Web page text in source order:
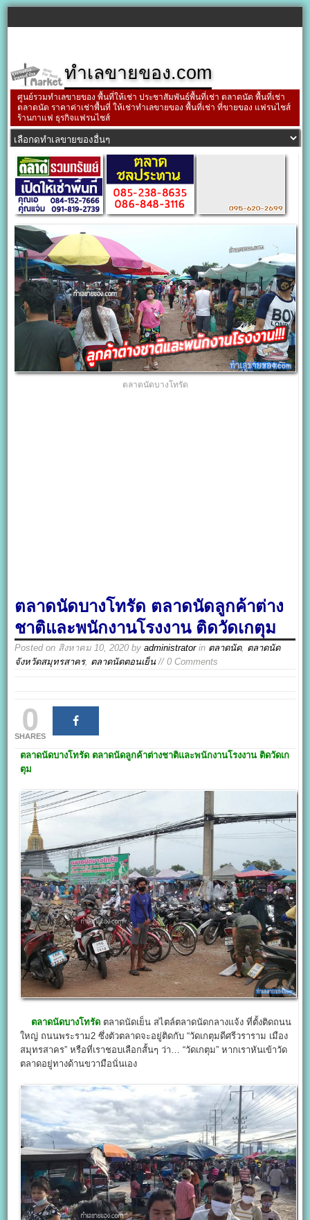
ทำเลขายของ.com
ศูนย์รวมทำเลขายของ พื้นที่ให้เช่า ประชาสัมพันธ์พื้นที่เช่า ตลาดนัด พื้นที่เช่า
ตลาดนัด ราคาค่าเช่าพื้นที่ ให้เช่าทำเลขายของ พื้นที่เช่า ที่ขายของ แฟรนไชส์
ร้านกาแฟ ธุรกิจแฟรนไชส์
ตลาดนัดบางโทรัด
ตลาดนัดบางโทรัด ตลาดนัดลูกค้าต่าง
ชาติและพนักงานโรงงาน ติดวัดเกตุม
Posted on สิงหาคม 10, 2020 byadministratorin ตลาดนัด, ตลาดนัด
จังหวัดสมุทรสาคร, ตลาดนัดตอนเย็น // 0 Comments
0
SHARES
ตลาดนัดบางโทรัด ตลาดนัดลูกค้าต่างชาติและพนักงานโรงงาน ติดวัดเก
ตุม
ตลาดนัดบางโทรัด ตลาดนัดเย็น สไตล์ตลาดนัดกลางแจ้ง ที่ตั้งติดถนน
ใหญ่ ถนนพระราม2 ซึ่งตัวตลาดจะอยู่ติดกับ “วัดเกตุมดีศรีวราราม เมือง
สมุทรสาคร” หรือที่เราชอบเลือกสั้นๆ ว่า… “วัดเกตุม” หากเราหันเข้าวัด
ตลาดอยู่ทางด้านขวามือนั่นเอง